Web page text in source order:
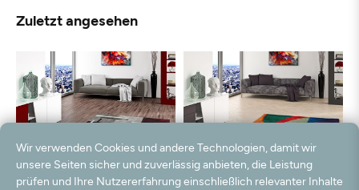
Zuletzt angesehen
Wir verwenden Cookies und andere Technologien, damit wir
unsere Seiten sicher und zuverlässig anbieten, die Leistung
prüfen und Ihre Nutzererfahrung einschließlich relevanter Inhalte